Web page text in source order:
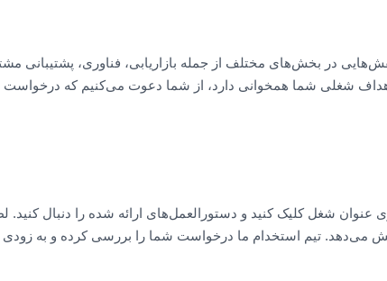
در بخش‌های مختلف از جمله بازاریابی، فناوری، پشتیبانی
شغلی شما همخوانی دارد، از شما دعوت می‌کنیم که درخواست
شغل کلیک کنید و دستورالعمل‌های ارائه شده را دنبال کنید.
می‌دهد. تیم استخدام ما درخواست شما را بررسی کرده و به